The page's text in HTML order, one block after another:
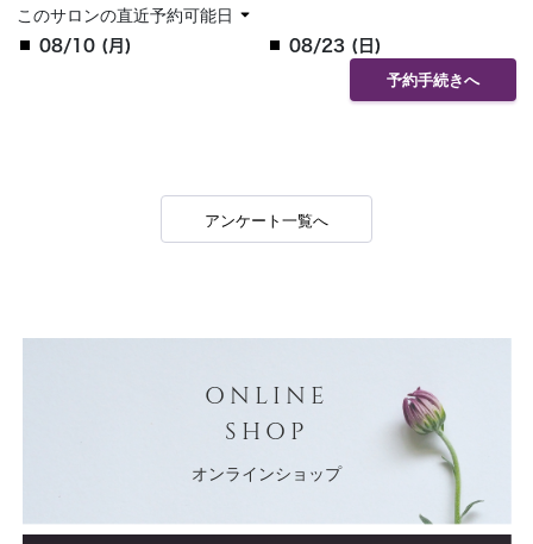
このサロンの直近予約可能日
08/10 (月) 08/23 (日)
予約手続きへ
アンケート一覧へ
ONLINE
SHOP
オンラインショップ